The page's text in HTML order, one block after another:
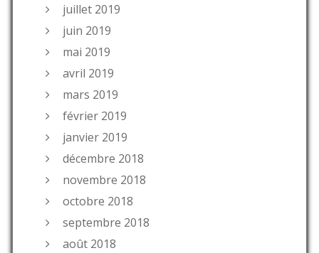
juillet 2019
juin 2019
mai 2019
avril 2019
mars 2019
février 2019
janvier 2019
décembre 2018
novembre 2018
octobre 2018
septembre 2018
août 2018